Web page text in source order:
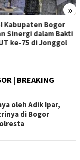
»
Bersih, Pemdes
Hilir Giat Kerja Bakti
| BREAKING
oleh Adik Ipar,
di Bogor